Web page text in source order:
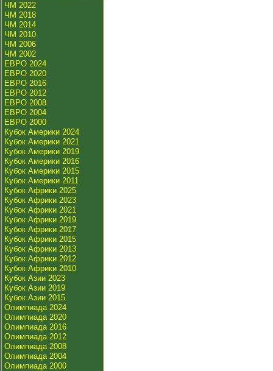
ЧМ 2022
ЧМ 2018
ЧМ 2014
ЧМ 2010
ЧМ 2006
ЧМ 2002
ЕВРО 2024
ЕВРО 2020
ЕВРО 2016
ЕВРО 2012
ЕВРО 2008
ЕВРО 2004
ЕВРО 2000
Кубок Америки 2024
Кубок Америки 2021
Кубок Америки 2019
Кубок Америки 2016
Кубок Америки 2015
Кубок Америки 2011
Кубок Африки 2025
Кубок Африки 2023
Кубок Африки 2021
Кубок Африки 2019
Кубок Африки 2017
Кубок Африки 2015
Кубок Африки 2013
Кубок Африки 2012
Кубок Африки 2010
Кубок Азии 2023
Кубок Азии 2019
Кубок Азии 2015
Олимпиада 2024
Олимпиада 2020
Олимпиада 2016
Олимпиада 2012
Олимпиада 2008
Олимпиада 2004
Олимпиада 2000